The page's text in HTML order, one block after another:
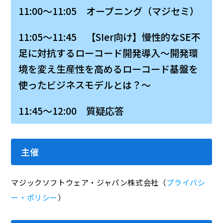
11:00～11:05 オープニング（マジセミ）
11:05～11:45 【SIer向け】慢性的なSE不
足に対抗するローコード開発導入〜開発環
境を変え生産性を高めるローコード基盤を
使ったビジネスモデルとは？〜
11:45～12:00 質疑応答
主催
マジックソフトウェア・ジャパン株式会社（プライバシ
ー・ポリシー）